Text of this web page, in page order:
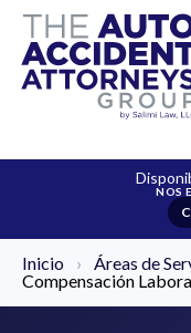
Inicio › Áreas de
Compensación